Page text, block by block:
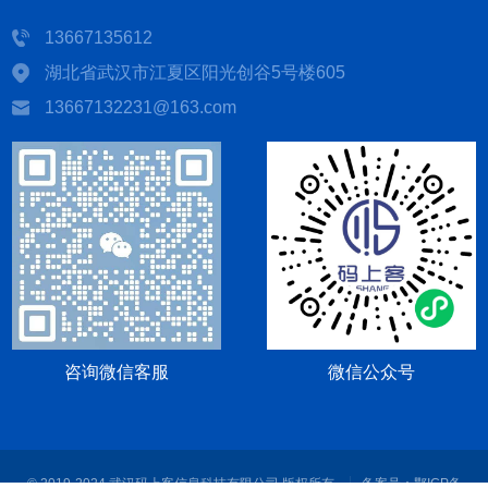
13667135612
湖北省武汉市江夏区阳光创谷5号楼605
13667132231@163.com
咨询微信客服 微信公众号
© 2019-2024 武汉码上客信息科技有限公司 版权所有 备案号：鄂ICP备